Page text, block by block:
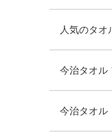
人気のタオ
今治タオル
今治タオル